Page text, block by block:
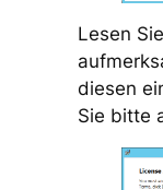
Lesen
diesen
Sie bitte